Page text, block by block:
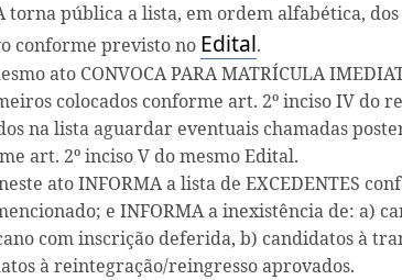
torna pública a lista, em ordem alfabética,
conforme previsto no Edital.
ato CONVOCA PARA MATRÍCULA
colocados conforme art. 2º inciso IV do
na lista aguardar eventuais chamadas
art. 2º inciso V do mesmo Edital.
ato INFORMA a lista de EXCEDENTES
e INFORMA a inexistência de: a)
com inscrição deferida, b) candidatos à
à reintegração/reingresso aprovados.